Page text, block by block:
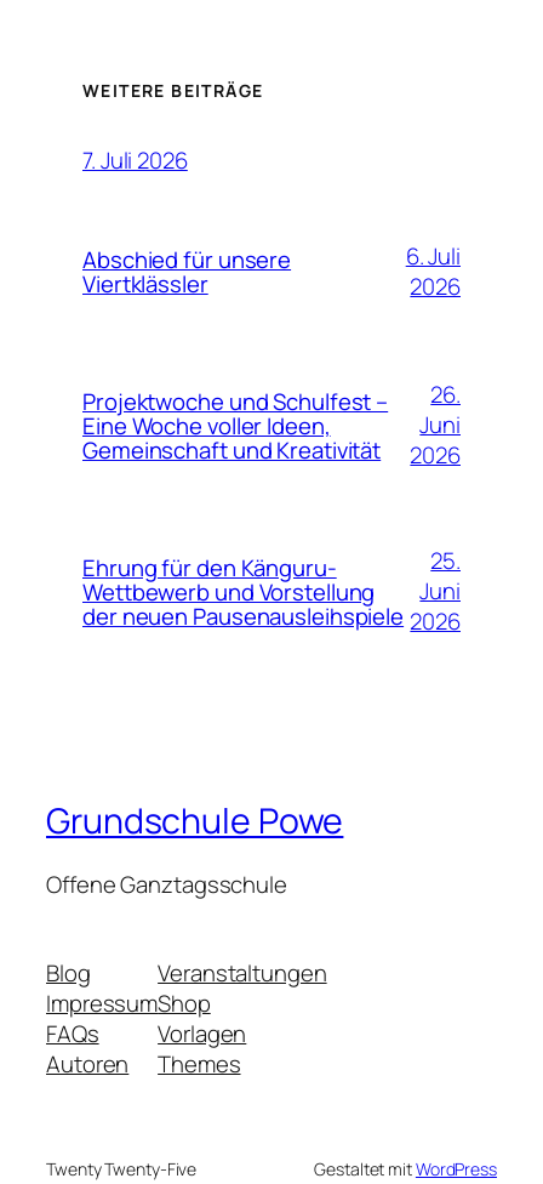
WEITERE BEITRÄGE
7. Juli 2026
Abschied für unsere
Viertklässler
6. Juli
2026
Projektwoche und Schulfest –
Eine Woche voller Ideen,
Gemeinschaft und Kreativität
26.
Juni
2026
Ehrung für den Känguru-
Wettbewerb und Vorstellung
der neuen Pausenausleihspiele
25.
Juni
2026
Grundschule Powe
Offene Ganztagsschule
Blog
Impressum
FAQs
Autoren
Veranstaltungen
Shop
Vorlagen
Themes
Twenty Twenty-Five Gestaltet mitWordPress